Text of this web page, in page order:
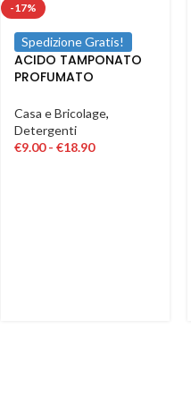
-17%
Spedizione Gratis!
ACIDO TAMPONATO
PROFUMATO
DISINCROSTANTE ANTI
CALCARE PAVIMENTI
LT 1 – 5
Casa e Bricolage,
Detergenti
€9.00 - €18.90